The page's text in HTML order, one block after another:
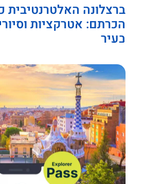
ברצלונה האלטרנטיבית
הכרתם: אטרקציות
בעיר